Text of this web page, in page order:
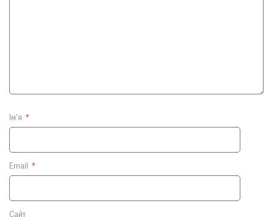
Ім'я *
Email *
Сайт